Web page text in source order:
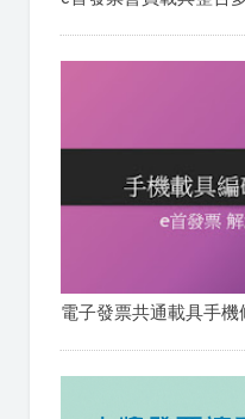
電子發票共通載具手機